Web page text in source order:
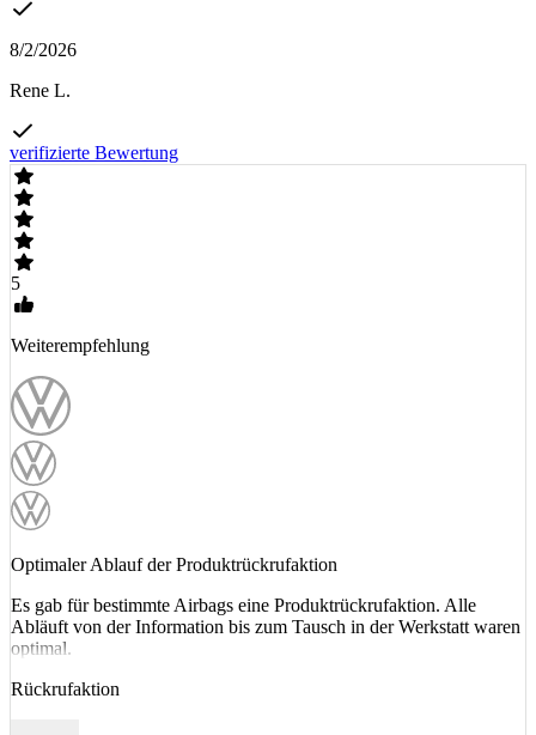
8/2/2026
Rene L.
verifizierte Bewertung
5
Weiterempfehlung
Optimaler Ablauf der Produktrückrufaktion
Es gab für bestimmte Airbags eine Produktrückrufaktion. Alle
Abläuft von der Information bis zum Tausch in der Werkstatt waren
optimal.
Rückrufaktion